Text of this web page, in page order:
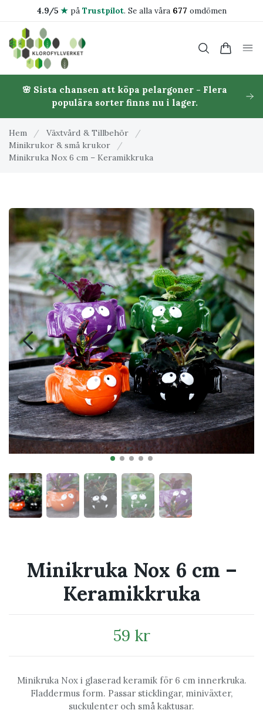
4.9/5 ★på Trustpilot. Se alla våra 677 omdömen
🌸 Sista chansen att köpa pelargoner - Flera
populära sorter finns nu i lager.
Hem / Växtvård & Tillbehör
/
Minikrukor & små krukor
/
Minikruka Nox 6 cm – Keramikkruka
Minikruka Nox 6 cm –
Keramikkruka
59 kr
Minikruka Nox i glaserad keramik för 6 cm innerkruka.
Fladdermus form. Passar sticklingar, miniväxter,
suckulenter och små kaktusar.